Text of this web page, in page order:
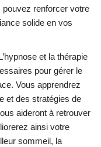
pouvez renforcer votre
solide en vos
et la thérapie
pour gérer le
Vous apprendrez
et des stratégies de
aideront à retrouver
ainsi votre
sommeil, la